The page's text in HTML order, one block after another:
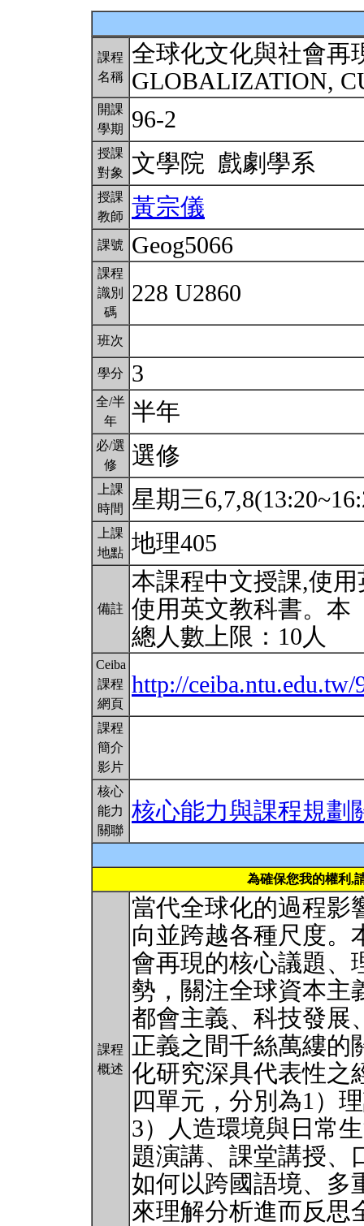
課程
名稱
全球化文化與社會再
GLOBALIZATION,
開課
學期
96-2
授課
對象
文學院 戲劇學系
授課
教師
黃宗儀
課號 Geog5066
課程
識別
碼
228 U2860
班次
學分 3
全/半
年
半年
必/選
修
選修
上課
時間
星期三
上課
地點 地理405
備註
本課程中文授課,使
使用英文教科書。本
總人數上限：10人
Ceiba
課程
網頁
http://ceiba.ntu.edu.tw/
課程
簡介
影片
核心
能力
關聯
核心能力與課程規劃
為確保您我的權利,
課程
概述
當代全球化的過程影
向並跨越各種尺度。
會再現的核心議題、
勢，關注全球資本主
都會主義、科技發展
正義之間千絲萬縷的
化研究深具代表性之
四單元，分別為1）
3）人造環境與日常
題演講、課堂講授、
如何以跨國語境、多
來理解分析進而反